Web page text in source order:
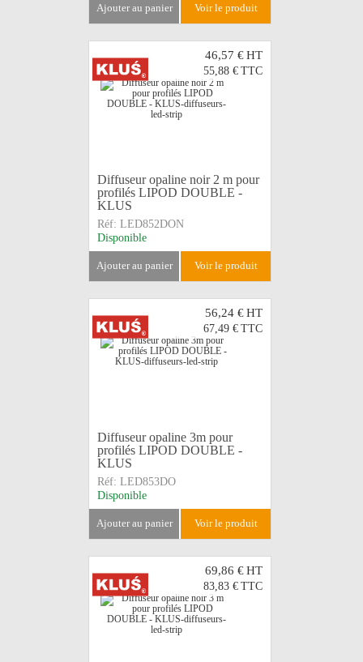
ajouter au panier voir le produit
46,57 €HT
55,88 € TTC
Diffuseur opaline noir 2 m pour
profilés LIPOD DOUBLE -
KLUS
Réf: LED852DON
Disponible
ajouter au panier voir le produit
56,24 €HT
67,49 € TTC
Diffuseur opaline 3m pour
profilés LIPOD DOUBLE -
KLUS
Réf: LED853DO
Disponible
ajouter au panier voir le produit
69,86 €HT
83,83 € TTC